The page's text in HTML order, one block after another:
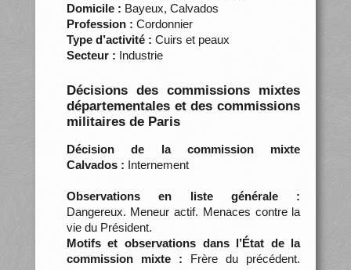
Domicile : Bayeux, Calvados
Profession : Cordonnier
Type d’activité : Cuirs et peaux
Secteur : Industrie
Décisions des commissions mixtes
départementales et des commissions
militaires de Paris
Décision de la commission mixte
Calvados : Internement
Observations en liste générale :
Dangereux. Meneur actif. Menaces contre la
vie du Président.
Motifs et observations dans l’État de la
commission mixte : Frère du précédent.